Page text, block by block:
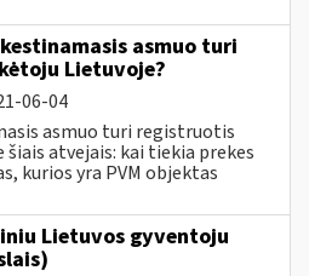
asmuo turi
Lietuvoje?
06-04
asmuo turi registruotis
atvejais: kai tiekia prekes
kurios yra PVM objektas
Lietuvos gyventoju